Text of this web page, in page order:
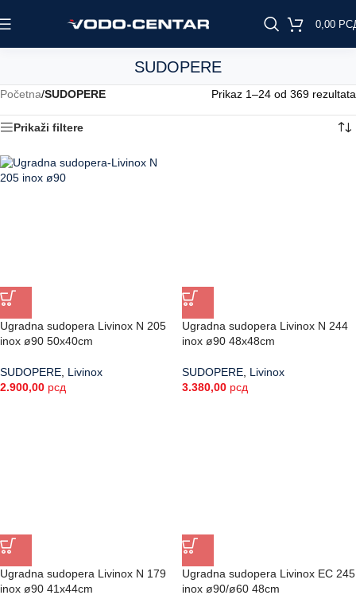
0,00
SUDOPERE
Početna/SUDOPERE Prikaz 1–24 od 369 rezultata
Prikaži filtere
Ugradna sudopera Livinox N 205
inox ø90 50x40cm
SUDOPERE Livinox
2.900,00 рсд
Ugradna sudopera Livinox N 244
inox ø90 48x48cm
SUDOPERE Livinox
3.380,00 рсд
Ugradna sudopera Livinox N 179
inox ø90 41x44cm
Ugradna sudopera Livinox EC 245
inox ø90/ø60 48cm